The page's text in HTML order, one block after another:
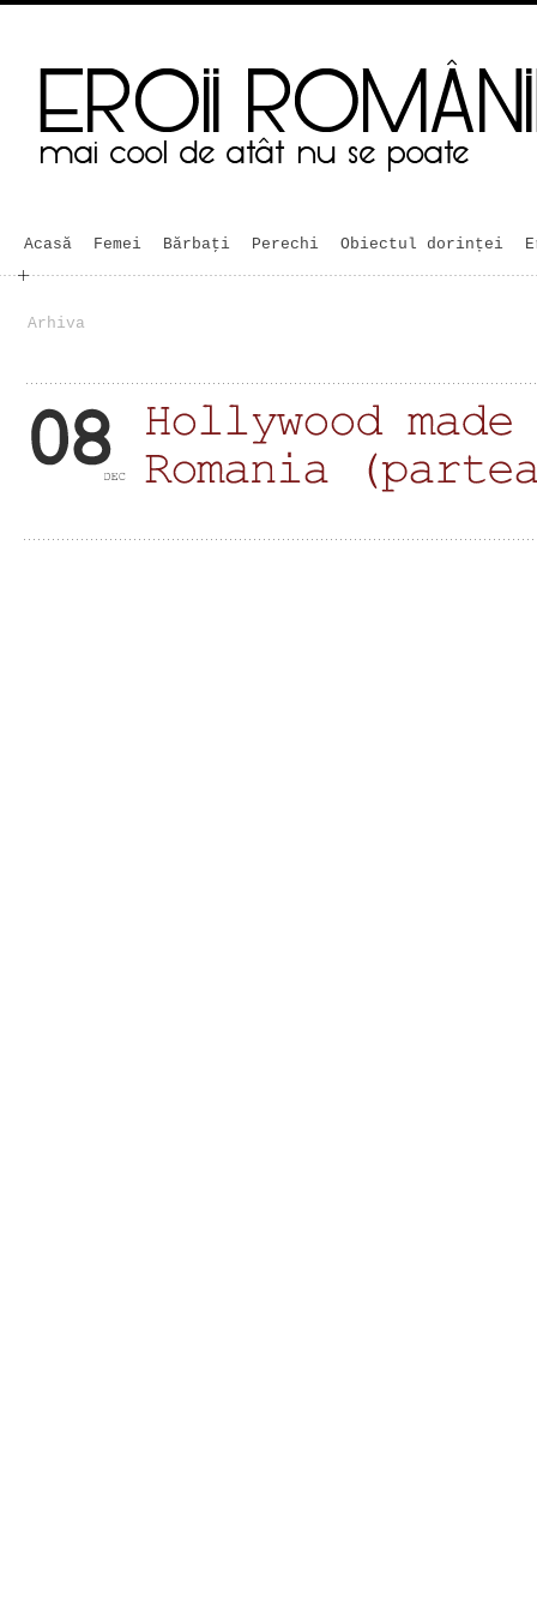
Acasă Femei Bărbaţi Perechi Obiectul dorinței
Arhiva